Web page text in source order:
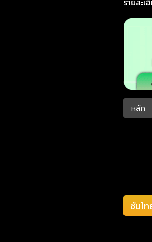
รายละเ
หลัก